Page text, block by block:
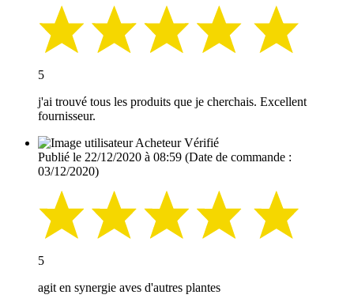
5
j'ai trouvé tous les produits que je cherchais. Excellent
fournisseur.
Acheteur Vérifié
Publié le 22/12/2020 à 08:59 (Date de commande :
03/12/2020)
5
agit en synergie aves d'autres plantes